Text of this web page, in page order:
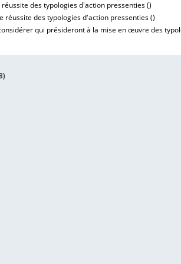
des typologies d'action pressenties ()
réussite des typologies d'action pressenties ()
qui présideront à la mise en œuvre des
)